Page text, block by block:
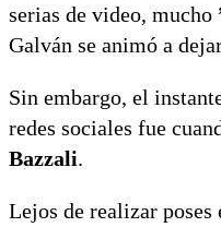
serias de video, mucho
Galván se animó a
Sin embargo, el
redes sociales fue
Bazzali.
Lejos de realizar poses